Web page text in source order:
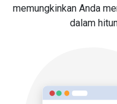
memungkinkan Anda
dalam